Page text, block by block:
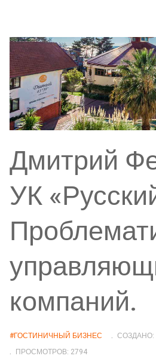
Дмитрий
УК
компаний.
#ГОСТИНИЧНЫЙ БИЗНЕС
СОЗДАНО:
ПРОСМОТРОВ: 2794